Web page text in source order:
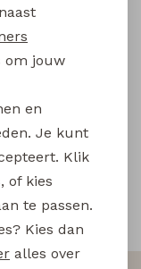
uur
uur
om jouw
en
Je kunt
Klik
of kies
te passen.
Kies dan
alles over